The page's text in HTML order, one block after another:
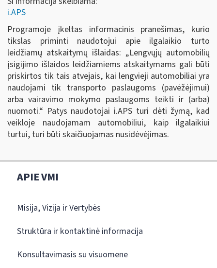
i.APS
Programoje įkeltas informacinis pranešimas, kurio
tikslas priminti naudotojui apie ilgalaikio turto
leidžiamų atskaitymų išlaidas: „Lengvųjų automobilių
įsigijimo išlaidos leidžiamiems atskaitymams gali būti
priskirtos tik tais atvejais, kai lengvieji automobiliai yra
naudojami tik transporto paslaugoms (pavėžėjimui)
arba vairavimo mokymo paslaugoms teikti ir (arba)
nuomoti.“ Patys naudotojai i.APS turi dėti žymą, kad
veikloje naudojamam automobiliui, kaip ilgalaikiui
turtui, turi būti skaičiuojamas nusidėvėjimas.
APIE VMI
Misija, Vizija ir Vertybės
Struktūra ir kontaktinė informacija
Konsultavimasis su visuomene